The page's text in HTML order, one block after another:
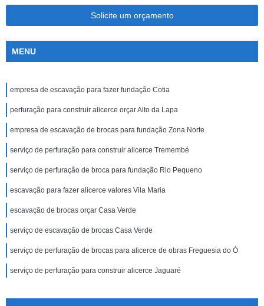
Solicite um orçamento
MENU
empresa de escavação para fazer fundação Cotia
perfuração para construir alicerce orçar Alto da Lapa
empresa de escavação de brocas para fundação Zona Norte
serviço de perfuração para construir alicerce Tremembé
serviço de perfuração de broca para fundação Rio Pequeno
escavação para fazer alicerce valores Vila Maria
escavação de brocas orçar Casa Verde
serviço de escavação de brocas Casa Verde
serviço de perfuração de brocas para alicerce de obras Freguesia do Ó
serviço de perfuração para construir alicerce Jaguaré